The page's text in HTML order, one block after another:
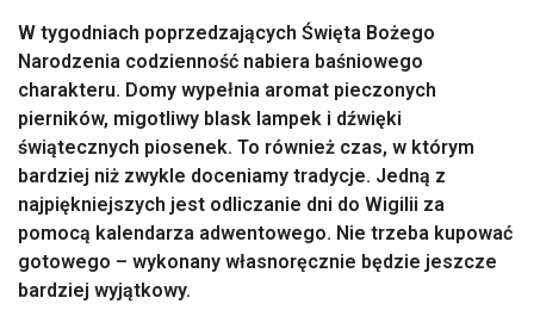
W tygodniach poprzedzających Święta Bożego
Narodzenia codzienność nabiera baśniowego
charakteru. Domy wypełnia aromat pieczonych
pierników, migotliwy blask lampek i dźwięki
świątecznych piosenek. To również czas, w którym
bardziej niż zwykle doceniamy tradycje. Jedną z
najpiękniejszych jest odliczanie dni do Wigilii za
pomocą kalendarza adwentowego. Nie trzeba kupować
gotowego – wykonany własnoręcznie będzie jeszcze
bardziej wyjątkowy.